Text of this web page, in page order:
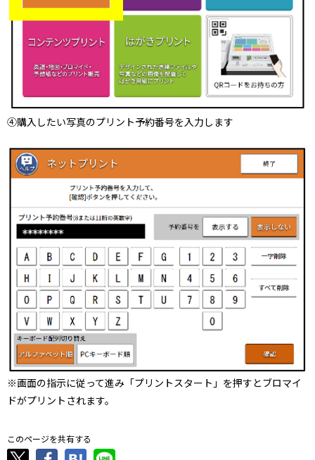
④購入したい写真のプリント予約番号を入力します
※画面の指示に従って進み「プリントスタート」を押すとブロマイ
ドがプリントされます。
このページを共有する